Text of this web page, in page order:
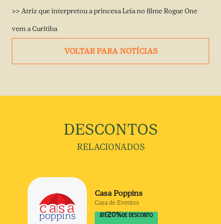
>> Atriz que interpretou a princesa Leia no filme Rogue One
vem a Curitiba
VOLTAR PARA NOTÍCIAS
DESCONTOS
RELACIONADOS
Casa Poppins
Casa de Eventos
ATÉ20% DE DESCONTO